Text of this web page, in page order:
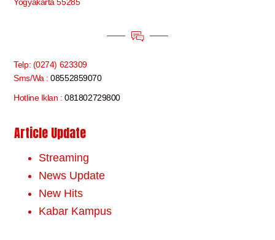
Telp: (0274) 623309
Sms/Wa :08552859070
Hotline Iklan :081802729800
Article Update
Streaming
News Update
New Hits
Kabar Kampus